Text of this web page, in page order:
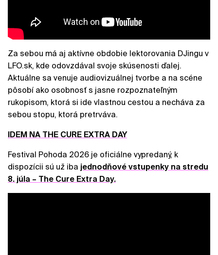
Za sebou má aj aktívne obdobie lektorovania DJingu v
LFO.sk, kde odovzdával svoje skúsenosti ďalej.
Aktuálne sa venuje audiovizuálnej tvorbe a na scéne
pôsobí ako osobnosť s jasne rozpoznateľným
rukopisom, ktorá si ide vlastnou cestou a necháva za
sebou stopu, ktorá pretrváva.
IDEM NA THE CURE EXTRA DAY
Festival Pohoda 2026 je oficiálne vypredaný, k
dispozícii sú už iba jednodňové vstupenky na stredu
8. júla – The Cure Extra Day.